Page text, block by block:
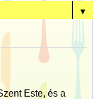
▼
Este, és a